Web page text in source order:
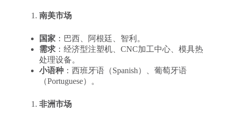
南美市场
国家：巴西、阿根廷、智利。
需求：经济型注塑机、CNC加工中心、模具热
处理设备。
小语种：西班牙语（Spanish）、葡萄牙语
（Portuguese）。
非洲市场